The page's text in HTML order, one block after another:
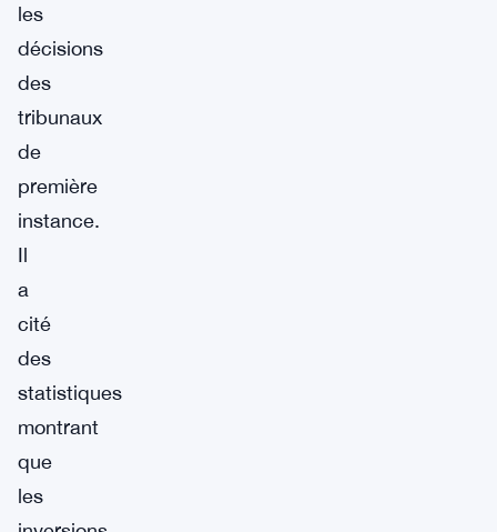
les
décisions
des
tribunaux
de
première
instance.
Il
a
cité
des
statistiques
montrant
que
les